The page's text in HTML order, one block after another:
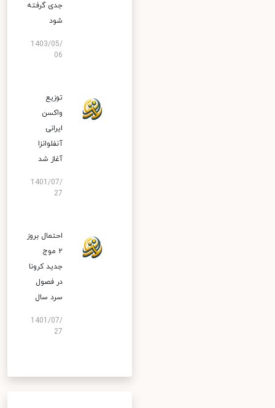
جدی گرفته
شود
1403/05/
06
توزیع
واکسن
ایرانی
آنفلوانزا
آغاز شد
1401/07/
27
احتمال بروز
۲ موج
جدید کرونا
در فصول
سرد سال
1401/07/
27